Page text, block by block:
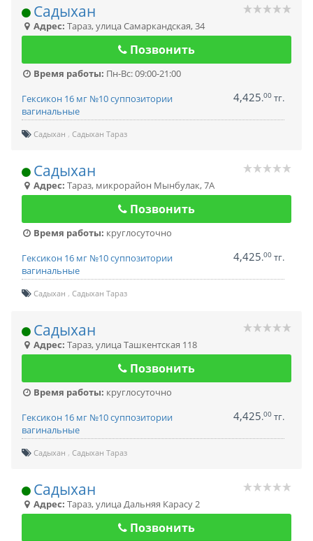
Садыхан
Адрес: Тараз,улица Самаркандская, 34
Позвонить
Время работы: Пн-Вс: 09:00-21:00
Гексикон 16 мг №10 суппозитории
вагинальные
4,425.00 тг.
Садыхан Садыхан Тараз
Садыхан
Адрес: Тараз, микрорайон Мынбулак, 7А
Позвонить
Время работы: круглосуточно
Гексикон 16 мг №10 суппозитории
вагинальные
4,425.00 тг.
Садыхан Садыхан Тараз
Садыхан
Адрес: Тараз,улица Ташкентская 118
Позвонить
Время работы: круглосуточно
Гексикон 16 мг №10 суппозитории
вагинальные
4,425.00 тг.
Садыхан Садыхан Тараз
Садыхан
Адрес: Тараз,улица Дальняя Карасу 2
Позвонить